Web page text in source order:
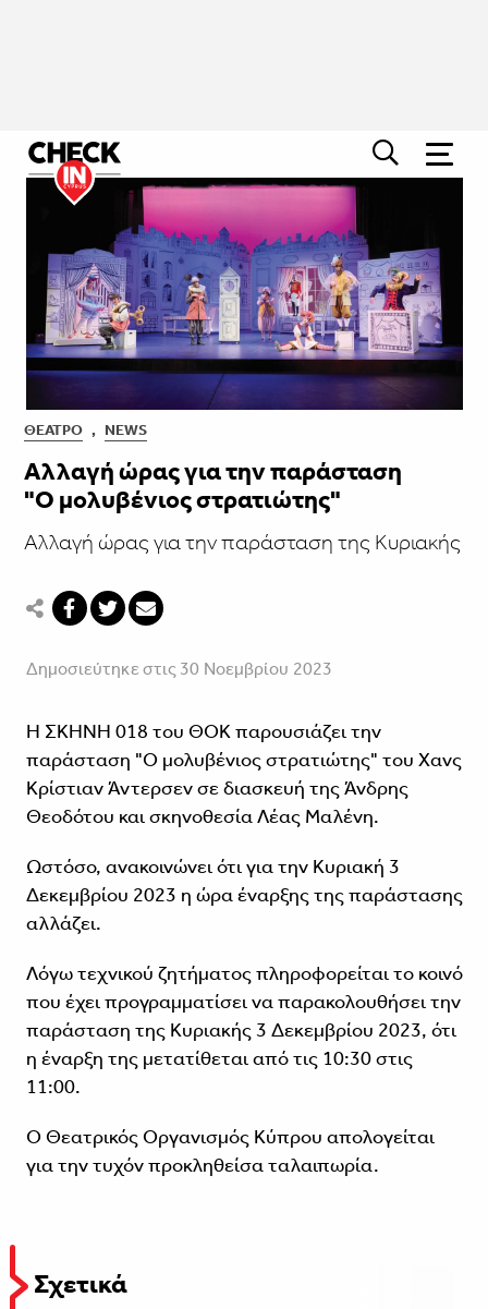
ΘΈΑΤΡΟ , NEWS
Αλλαγή ώρας για την παράσταση
"Ο μολυβένιος στρατιώτης"
Αλλαγή ώρας για την παράσταση της Κυριακής
Δημοσιεύτηκε στις 30 Νοεμβρίου 2023
H ΣΚΗΝΗ 018 του ΘΟΚ παρουσιάζει την
παράσταση "Ο μολυβένιος στρατιώτης" του Χανς
Κρίστιαν Άντερσεν σε διασκευή της Άνδρης
Θεοδότου και σκηνοθεσία Λέας Μαλένη.
Ωστόσο, ανακοινώνει ότι για την Κυριακή 3
Δεκεμβρίου 2023 η ώρα έναρξης της παράστασης
αλλάζει.
Λόγω τεχνικού ζητήματος πληροφορείται το κοινό
που έχει προγραμματίσει να παρακολουθήσει την
παράσταση της Κυριακής 3 Δεκεμβρίου 2023, ότι
η έναρξη της μετατίθεται από τις 10:30 στις
11:00.
Ο Θεατρικός Οργανισμός Κύπρου απολογείται
για την τυχόν προκληθείσα ταλαιπωρία.
Σχετικά